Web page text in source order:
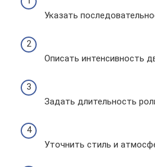
Указать
Описать интенсивность
Задать длительность
Уточнить стиль и